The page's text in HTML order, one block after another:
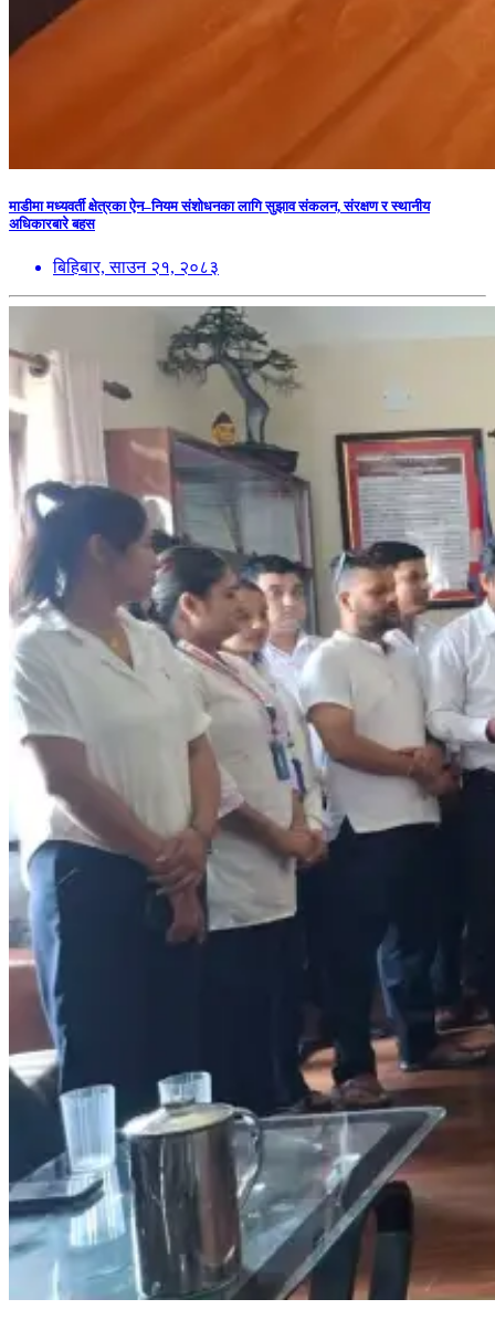
माडीमा मध्यवर्ती क्षेत्रका ऐन–नियम संशोधनका लागि सुझाव संकलन, संरक्षण र स्थानीय
अधिकारबारे बहस
बिहिबार, साउन २१, २०८३